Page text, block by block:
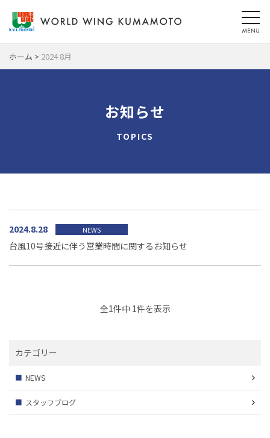
t
o
g
l
ホーム > 2024 8月
お知らせ
TOPICS
2024.8.28 NEWS
台風10号接近に伴う営業時間に関するお知らせ
全1件中 1件を表示
カテゴリー
NEWS
スタッフブログ